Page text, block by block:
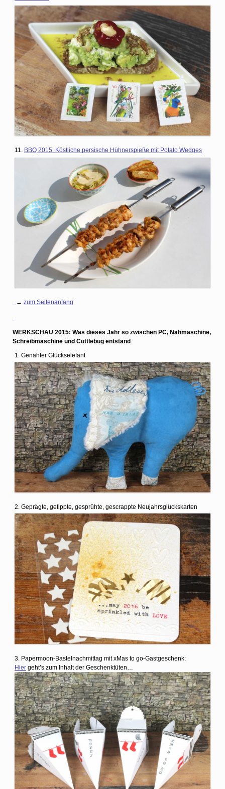
11. BBQ 2015: Köstliche persische Hühnerspieße mit Potato Wedges
→ zum Seitenanfang
WERKSCHAU 2015: Was dieses Jahr so zwischen PC, Nähmaschine,
Schreibmaschine und Cuttlebug entstand
1. Genähter Glückselefant
2. Geprägte, getippte, gesprühte, gescrappte Neujahrsglückskarten
3. Papermoon-Bastelnachmittag mit xMas to go-Gastgeschenk:
Hier geht’s zum Inhalt der Geschenktüten…